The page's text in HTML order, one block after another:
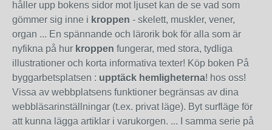
håller upp bokens sidor mot ljuset kan de se vad som
gömmer sig inne i kroppen - skelett, muskler, vener,
organ ... En spännande och lärorik bok för alla som är
nyfikna på hur kroppen fungerar, med stora, tydliga
illustrationer och korta informativa texter! Köp boken På
byggarbetsplatsen : upptäck hemligheterna! hos oss!
Vissa av webbplatsens funktioner begränsas av dina
webbläsarinställningar (t.ex. privat läge). Byt surfläge för
att kunna lägga artiklar i varukorgen. ... I samma serie på